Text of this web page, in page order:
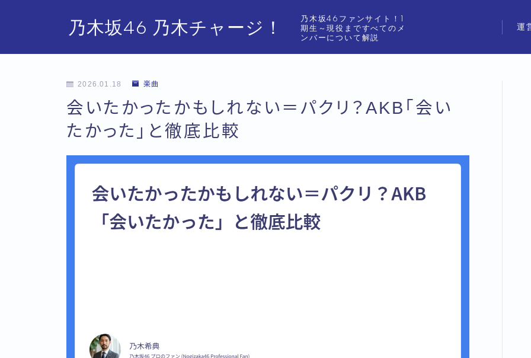
乃木坂46 乃木チャージ！
乃木坂46ファンサイト！1
期生～現役まですべてのメ
ンバーについて解説
運
2026.01.18 楽曲
会いたかったかもしれない＝パクリ？AKB「会い
たかった」と徹底比較